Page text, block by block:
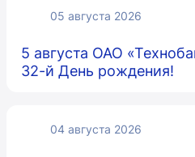
05 августа 2026
5 августа ОАО
32-й День рождения!
04 августа 2026